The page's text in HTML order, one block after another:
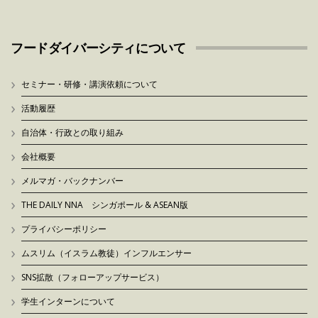
フードダイバーシティについて
セミナー・研修・講演依頼について
活動履歴
自治体・行政との取り組み
会社概要
メルマガ・バックナンバー
THE DAILY NNA シンガポール & ASEAN版
プライバシーポリシー
ムスリム（イスラム教徒）インフルエンサー
SNS拡散（フォローアップサービス）
学生インターンについて